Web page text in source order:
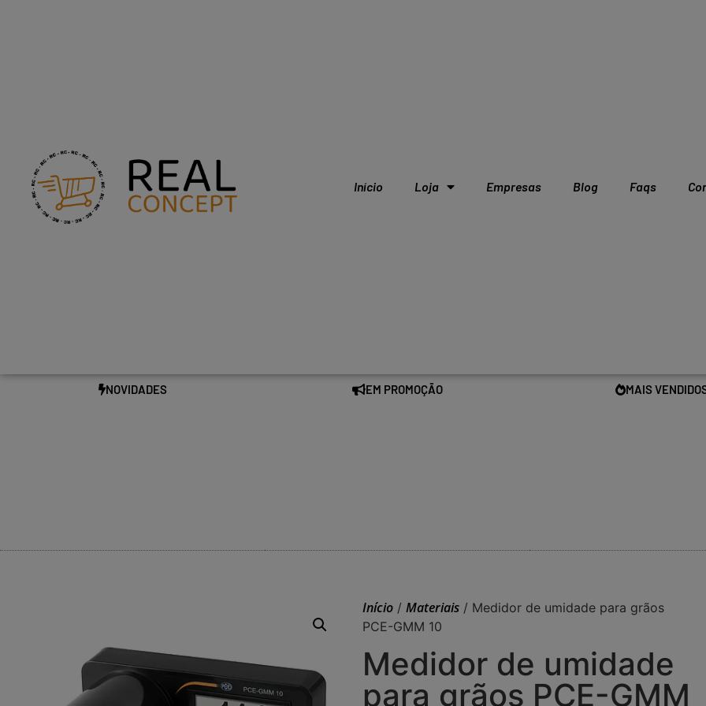
Início Loja Empresas Blog Faqs
NOVIDADES EM PROMOÇÃO MAIS
Início / Materiais / Medidor de umidade para grãos
PCE-GMM 10
Medidor de umidade
para grãos PCE-GMM